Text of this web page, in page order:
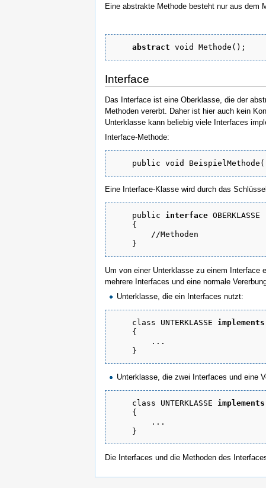
Eine abstrakte Methode besteht nur aus dem
abstract void Methode();
Interface
Das Interface ist eine Oberklasse, die der
Methoden vererbt. Daher ist hier auch kein
Unterklasse kann beliebig viele Interfaces
Interface-Methode:
public void
Eine Interface-Klasse wird durch das
public interface OBERKLASSE
    {
        //Methoden
    }
Um von einer Unterklasse zu einem Interface
mehrere Interfaces und eine normale
Unterklasse, die ein Interfaces nutzt:
class UNTERKLASSE implements
    {
        ...
    }
Unterklasse, die zwei Interfaces und eine
class UNTERKLASSE implements
    {
        ...
    }
Die Interfaces und die Methoden des